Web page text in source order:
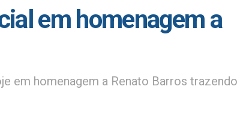
em homenagem a
em homenagem a Renato Barros trazendo